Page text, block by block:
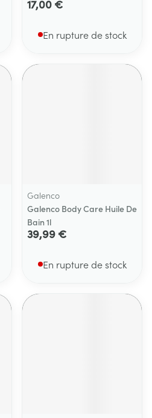
17,00 €
En rupture de stock
Galenco
Galenco Body Care Huile De
Bain 1l
39,99 €
En rupture de stock